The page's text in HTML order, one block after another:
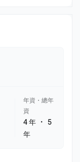
年資・總年
資
4 年 ・5
年